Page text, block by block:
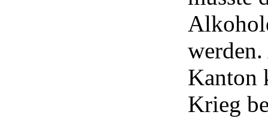
Kanton
Krieg